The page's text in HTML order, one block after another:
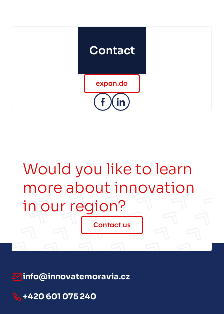
Contact
expan.do
Would you like to learn
more about innovation
in our region?
Contact us
info@innovatemoravia.cz
+420 601 075 240